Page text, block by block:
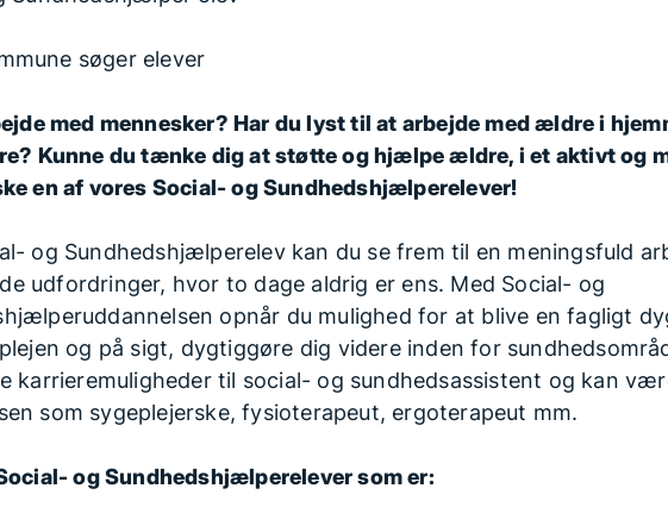
søger elever
med mennesker? Har du lyst til at arbejde med ældre i
Kunne du tænke dig at støtte og hjælpe ældre, i et aktivt og
en af vores Social- og Sundhedshjælperelever!
og Sundhedshjælperelev kan du se frem til en meningsfuld
udfordringer, hvor to dage aldrig er ens. Med Social- og
opnår du mulighed for at blive en fagligt
og på sigt, dygtiggøre dig videre inden for
karrieremuligheder til social- og sundhedsassistent og kan
som sygeplejerske, fysioterapeut, ergoterapeut mm.
og Sundhedshjælperelever som er: